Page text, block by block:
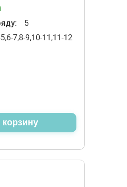
5
7,8-9,10-11,11-12
корзину